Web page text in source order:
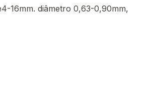
16mm. diâmetro 0,63-0,90mm,